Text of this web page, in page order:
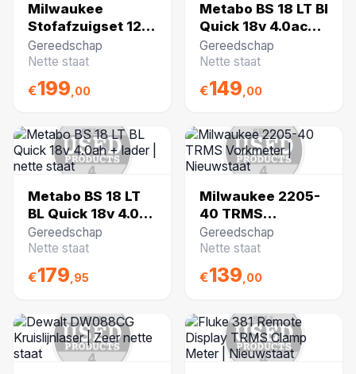
Milwaukee
Stofafzuigset 12V
M12DE + 4.0 Accu |
Netjes
Gereedschap
Nette staat
€199 ,00
Metabo BS 18 LT Bl
Quick 18v 4.0accu
| nette staat
Gereedschap
Nette staat
€149 ,00
Metabo BS 18 LT
BL Quick 18v 4.0ah
+ lader | nette
staat
Gereedschap
Nette staat
€179 ,95
Milwaukee 2205-
40 TRMS
Vorkmeter |
Nieuwstaat
Gereedschap
Nette staat
€139 ,00